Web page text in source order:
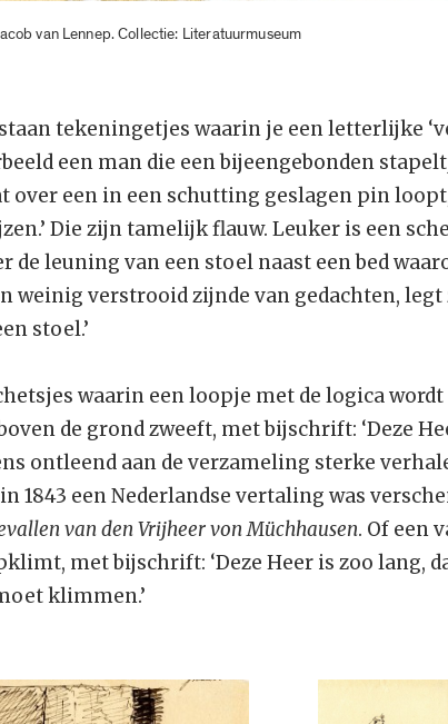
van Lennep. Collectie: Literatuurmuseum
tekeningetjes waarin je een letterlijke
een man die een bijeengebonden
over een in een schutting geslagen pin
Die zijn tamelijk flauw. Leuker is een
de leuning van een stoel naast een bed
weinig verstrooid zijnde van gedachten,
stoel.’
waarin een loopje met de logica
de grond zweeft, met bijschrift: ‘Deze
ontleend aan de verzameling sterke
1843 een Nederlandse vertaling was
van den Vrijheer von Müchhausen. Of een
met bijschrift: ‘Deze Heer is zoo lang,
klimmen.’